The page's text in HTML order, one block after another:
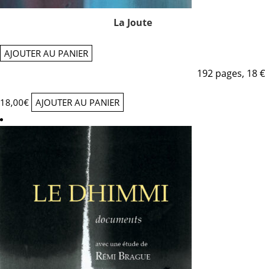
La Joute
AJOUTER AU PANIER
192 pages, 18 €
18,00€ AJOUTER AU PANIER